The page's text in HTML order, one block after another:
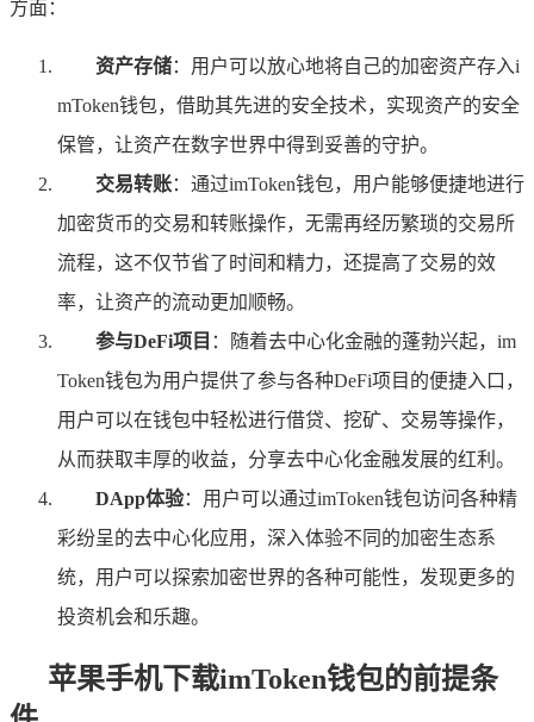
方面：
资产存储：用户可以放心地将自己的加密资产存入i
mToken钱包，借助其先进的安全技术，实现资产的安全
保管，让资产在数字世界中得到妥善的守护。
交易转账：通过imToken钱包，用户能够便捷地进行
加密货币的交易和转账操作，无需再经历繁琐的交易所
流程，这不仅节省了时间和精力，还提高了交易的效
率，让资产的流动更加顺畅。
参与DeFi项目 ：随着去中心化金融的蓬勃兴起，im
Token钱包为用户提供了参与各种DeFi项目的便捷入口，
用户可以在钱包中轻松进行借贷、挖矿、交易等操作，
从而获取丰厚的收益，分享去中心化金融发展的红利。
DApp体验：用户可以通过imToken钱包访问各种精
彩纷呈的去中心化应用，深入体验不同的加密生态系
统，用户可以探索加密世界的各种可能性，发现更多的
投资机会和乐趣。
苹果手机下载imToken钱包的前提条